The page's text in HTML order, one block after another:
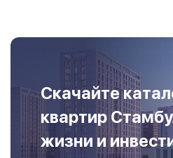
Скачайте
квартир
жизни и